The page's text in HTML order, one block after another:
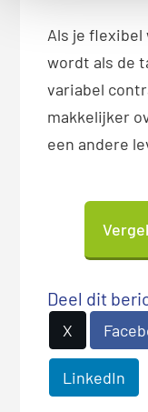
Als je
wordt als de
variabel
makkelijker
een andere
Deel dit
X
LinkedIn